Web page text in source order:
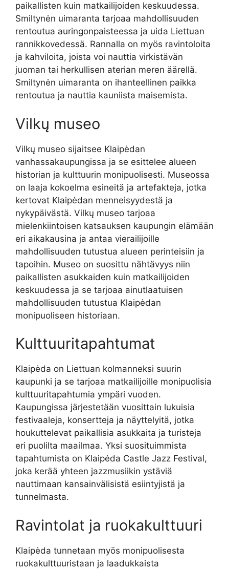
paikallisten kuin matkailijoiden keskuudessa.
Smiltynėn uimaranta tarjoaa mahdollisuuden
rentoutua auringonpaisteessa ja uida Liettuan
rannikkovedessä. Rannalla on myös ravintoloita
ja kahviloita, joista voi nauttia virkistävän
juoman tai herkullisen aterian meren äärellä.
Smiltynėn uimaranta on ihanteellinen paikka
rentoutua ja nauttia kauniista maisemista.
Vilkų museo
Vilkų museo sijaitsee Klaipėdan
vanhassakaupungissa ja se esittelee alueen
historian ja kulttuurin monipuolisesti. Museossa
on laaja kokoelma esineitä ja artefakteja, jotka
kertovat Klaipėdan menneisyydestä ja
nykypäivästä. Vilkų museo tarjoaa
mielenkiintoisen katsauksen kaupungin elämään
eri aikakausina ja antaa vierailijoille
mahdollisuuden tutustua alueen perinteisiin ja
tapoihin. Museo on suosittu nähtävyys niin
paikallisten asukkaiden kuin matkailijoiden
keskuudessa ja se tarjoaa ainutlaatuisen
mahdollisuuden tutustua Klaipėdan
monipuoliseen historiaan.
Kulttuuritapahtumat
Klaipėda on Liettuan kolmanneksi suurin
kaupunki ja se tarjoaa matkailijoille monipuolisia
kulttuuritapahtumia ympäri vuoden.
Kaupungissa järjestetään vuosittain lukuisia
festivaaleja, konsertteja ja näyttelyitä, jotka
houkuttelevat paikallisia asukkaita ja turisteja
eri puolilta maailmaa. Yksi suosituimmista
tapahtumista on Klaipėda Castle Jazz Festival,
joka kerää yhteen jazzmusiikin ystäviä
nauttimaan kansainvälisistä esiintyjistä ja
tunnelmasta.
Ravintolat ja ruokakulttuuri
Klaipėda tunnetaan myös monipuolisesta
ruokakulttuuristaan ja laadukkaista